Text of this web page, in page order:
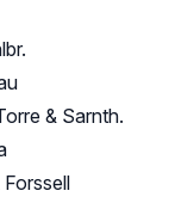
& Sarnth.